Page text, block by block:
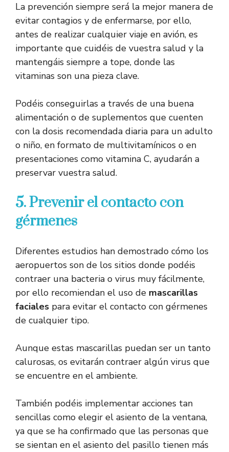
La prevención siempre será la mejor manera de
evitar contagios y de enfermarse, por ello,
antes de realizar cualquier viaje en avión, es
importante que cuidéis de vuestra salud y la
mantengáis siempre a tope, donde las
vitaminas son una pieza clave.
Podéis conseguirlas a través de una buena
alimentación o de suplementos que cuenten
con la dosis recomendada diaria para un adulto
o niño, en formato de multivitamínicos o en
presentaciones como vitamina C, ayudarán a
preservar vuestra salud.
5. Prevenir el contacto con
gérmenes
Diferentes estudios han demostrado cómo los
aeropuertos son de los sitios donde podéis
contraer una bacteria o virus muy fácilmente,
por ello recomiendan el uso de mascarillas
faciales para evitar el contacto con gérmenes
de cualquier tipo.
Aunque estas mascarillas puedan ser un tanto
calurosas, os evitarán contraer algún virus que
se encuentre en el ambiente.
También podéis implementar acciones tan
sencillas como elegir el asiento de la ventana,
ya que se ha confirmado que las personas que
se sientan en el asiento del pasillo tienen más